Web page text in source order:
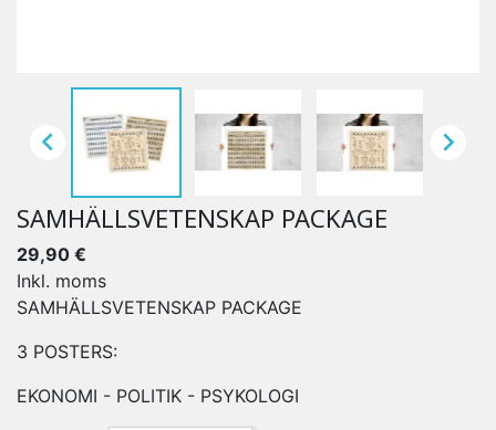
 
SAMHÄLLSVETENSKAP PACKAGE
29,90 €
Inkl. moms
SAMHÄLLSVETENSKAP PACKAGE
3 POSTERS:
EKONOMI - POLITIK - PSYKOLOGI